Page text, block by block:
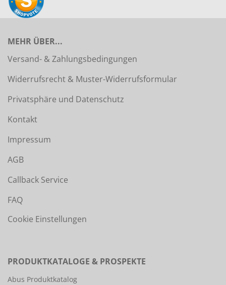
MEHR ÜBER...
Versand- & Zahlungsbedingungen
Widerrufsrecht & Muster-Widerrufsformular
Privatsphäre und Datenschutz
Kontakt
Impressum
AGB
Callback Service
FAQ
Cookie Einstellungen
PRODUKTKATALOGE & PROSPEKTE
Abus Produktkatalog